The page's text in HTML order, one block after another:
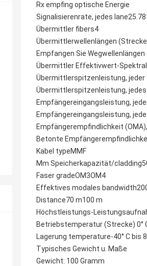
Rx empfing optische Energie
Signalisierenrate, jedes
Übermittler fibers4
Übermittlerwellenlängen
Empfangen Sie
Übermittler Effektivwert-
Übermittlerspitzenleistung, jeder
Übermittlerspitzenleistung, jedes
Empfängereingangsleistung,
Empfängereingangsleistung,
Empfängerempfindlichkeit
Betonte
Kabel typeMMF
Μm Speicherkapazität/
Faser gradeOM3OM4
Effektives modales
Distance70 m100 m
Höchstleistungs-
Betriebstemperatur (Strecke) 0°
Lagerung temperature-40° C bis
Typisches Gewicht u. Maße
Gewicht: 100 Gramm